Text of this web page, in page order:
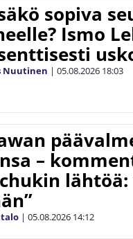
sopiva
Ismo
Nuutinen | 05.08.2026 18:03
–
| 05.08.2026 14:12